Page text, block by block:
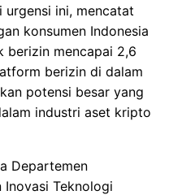
urgensi ini, mencatat
konsumen Indonesia
mencapai 2,6
berizin di dalam
potensi besar yang
industri aset kripto
Departemen
Inovasi Teknologi